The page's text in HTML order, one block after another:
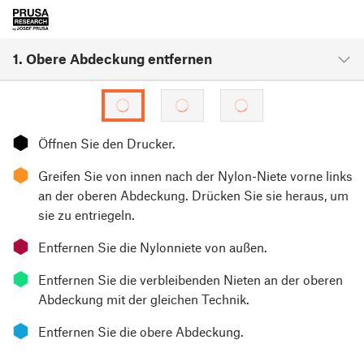
1. Obere Abdeckung entfernen
⬢ Öffnen Sie den Drucker.
⬢
Greifen Sie von innen nach der Nylon-Niete vorne links
an der oberen Abdeckung. Drücken Sie sie heraus, um
sie zu entriegeln.
⬢ Entfernen Sie die Nylonniete von außen.
⬢
Entfernen Sie die verbleibenden Nieten an der oberen
Abdeckung mit der gleichen Technik.
⬢ Entfernen Sie die obere Abdeckung.